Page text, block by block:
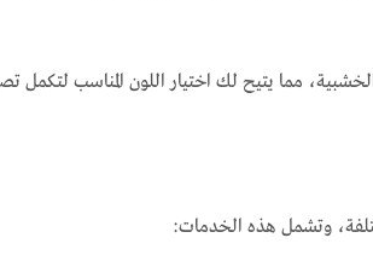
مما يتيح لك اختيار اللون المناسب لتكمل
وتشمل هذه الخدمات: